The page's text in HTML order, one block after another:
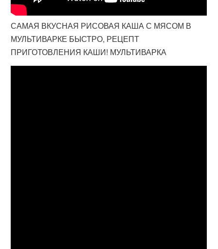
САМАЯ ВКУСНАЯ РИСОВАЯ КАША С МЯСОМ В
МУЛЬТИВАРКЕ БЫСТРО, РЕЦЕПТ
ПРИГОТОВЛЕНИЯ КАШИ! МУЛЬТИВАРКА